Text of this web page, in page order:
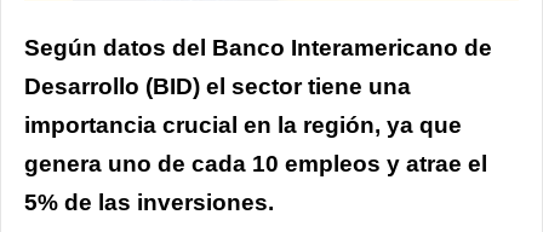
Según datos del Banco Interamericano de
Desarrollo (BID) el sector tiene una
importancia crucial en la región, ya que
genera uno de cada 10 empleos y atrae el
5% de las inversiones.